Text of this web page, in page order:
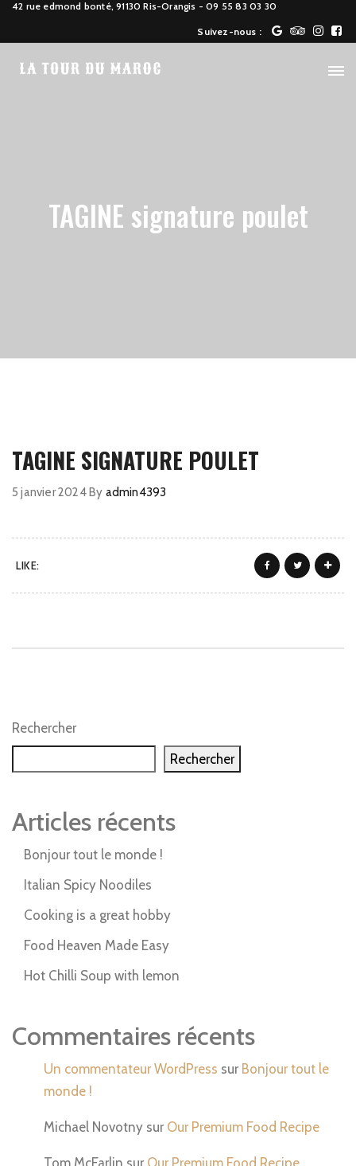
42 rue edmond bonté, 91130 Ris-Orangis - 09 55 83 03 30
Suivez-nous :
TAGINE signature poulet
TAGINE SIGNATURE POULET
5 janvier 2024By admin4393
LIKE:
Rechercher
Rechercher
Articles récents
Bonjour tout le monde !
Italian Spicy Noodiles
Cooking is a great hobby
Food Heaven Made Easy
Hot Chilli Soup with lemon
Commentaires récents
Un commentateur WordPress sur Bonjour tout le
monde !
Michael Novotny sur Our Premium Food Recipe
Tom McFarlin sur Our Premium Food Recipe